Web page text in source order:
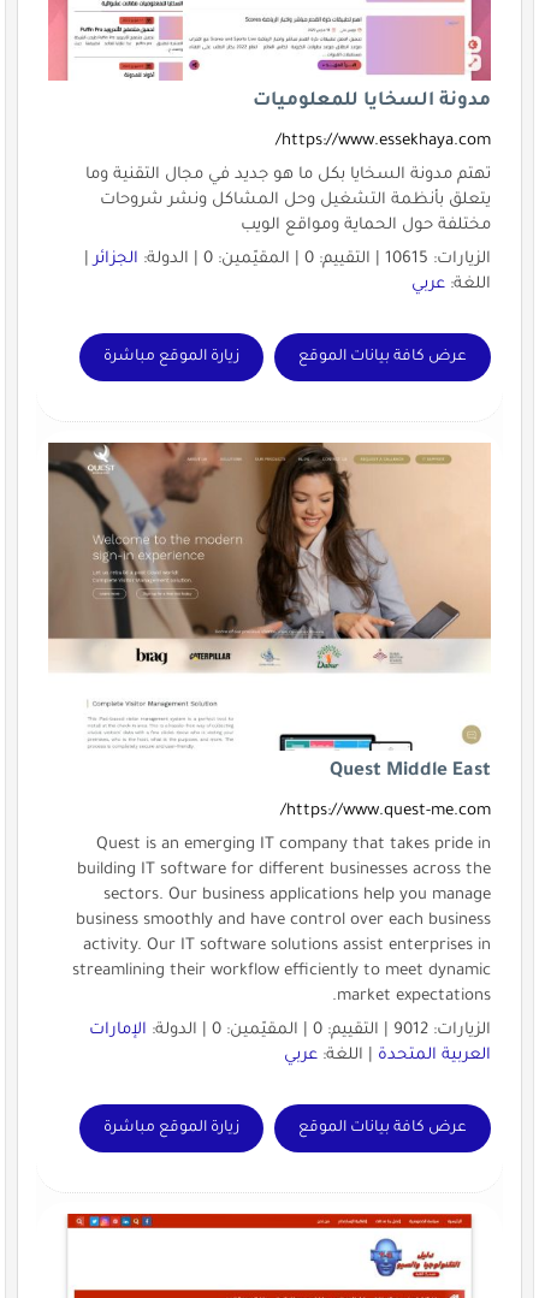
مدونة السخايا للمعلوميات
https://www.essekhaya.com/
تهتم مدونة السخايا بكل ما هو جديد في مجال التقنية وما
يتعلق بأنظمة التشغيل وحل المشاكل ونشر شروحات
مختلفة حول الحماية ومواقع الويب
الزيارات: 10615 | التقييم: 0 | المقيّمين: 0 | الدولة:
الجزائر|
اللغة: عربي
عرض كافة بيانات الموقع زيارة الموقع مباشرة
Quest Middle East
https://www.quest-me.com/
Quest is an emerging IT company that takes pride in
building IT software for different businesses across the
sectors. Our business applications help you manage
business smoothly and have control over each business
activity. Our IT software solutions assist enterprises in
streamlining their workflow efficiently to meet dynamic
market expectations.
الزيارات: 9012 | التقييم: 0 | المقيّمين: 0 | الدولة:
الإمارات
العربية المتحدة| اللغة: عربي
عرض كافة بيانات الموقع زيارة الموقع مباشرة